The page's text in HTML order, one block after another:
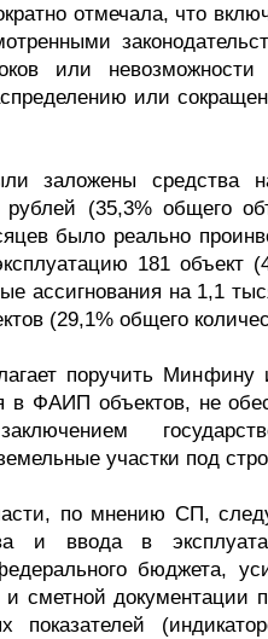
отмечала, что
или невозможности
или
заложены средства
(35,3% общего
было реально
181 объект
на 1,1
(29,1% общего
поручить Минфину
в ФАИП объектов, не
участки под
по мнению СП,
и ввода в
бюджета,
и сметной